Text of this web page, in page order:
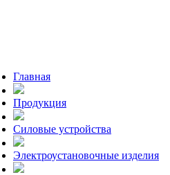
Главная
Продукция
Силовые устройства
Электроустановочные изделия